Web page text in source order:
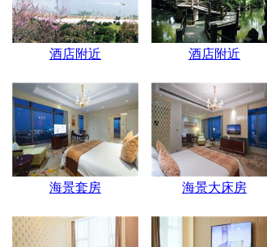
酒店附近 酒店附近
海景套房 海景大床房